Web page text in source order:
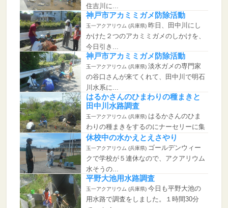
住吉川に...
神戸市アカミミガメ防除活動
玉一アクアリウム (兵庫県) 昨日、田中川にし
かけた２つのアカミミガメのしかけを、
今日引き...
神戸市アカミミガメ防除活動
玉一アクアリウム (兵庫県) 淡水ガメの専門家
の谷口さんが来てくれて、田中川で明石
川水系に...
はるかさんのひまわりの種まきと
田中川水路調査
玉一アクアリウム (兵庫県) はるかさんのひま
わりの種まきをするのにナーセリーに集
まりまし...
休校中の水かえとえさやり
玉一アクアリウム (兵庫県) ゴールデンウィー
クで学校が５連休なので、アクアリウム
水そうの...
平野大池用水路調査
玉一アクアリウム (兵庫県) 今日も平野大池の
用水路で調査をしました。１時間30分